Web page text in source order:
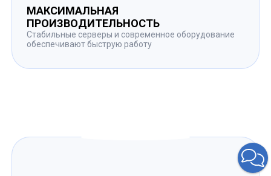
МАКСИМАЛЬНАЯ
ПРОИЗВОДИТЕЛЬНОСТЬ
Стабильные серверы и современное оборудование
обеспечивают быструю работу